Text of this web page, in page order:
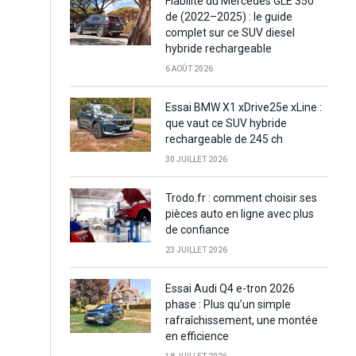
de (2022–2025) : le guide
complet sur ce SUV diesel
hybride rechargeable
6 AOÛT 2026
Essai BMW X1 xDrive25e xLine :
que vaut ce SUV hybride
rechargeable de 245 ch
30 JUILLET 2026
Trodo.fr : comment choisir ses
pièces auto en ligne avec plus
de confiance
23 JUILLET 2026
Essai Audi Q4 e-tron 2026
phase : Plus qu’un simple
rafraîchissement, une montée
en efficience